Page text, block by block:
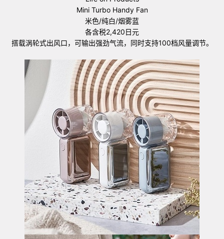
Mini Turbo Handy Fan
米色/纯白/烟雾蓝
各含税2,420日元
搭载涡轮式出风口，可输出强劲气流，同时支持100档风量调节。